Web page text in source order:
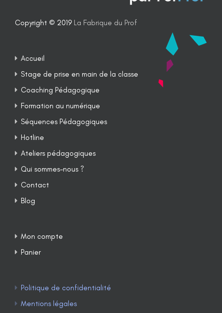
Copyright © 2019 La Fabrique du Prof
Accueil
Stage de prise en main de la classe
Coaching Pédagogique
Formation au numérique
Séquences Pédagogiques
Hotline
Ateliers pédagogiques
Qui sommes-nous ?
Contact
Blog
Mon compte
Panier
Politique de confidentialité
Mentions légales